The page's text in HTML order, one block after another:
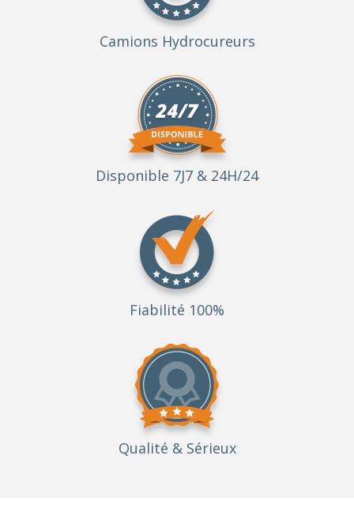
Camions Hydrocureurs
Disponible 7J7 & 24H/24
Fiabilité 100%
Qualité & Sérieux